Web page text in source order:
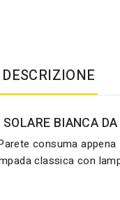
DESCRIZIONE
BIANCA
consuma appena
classica con